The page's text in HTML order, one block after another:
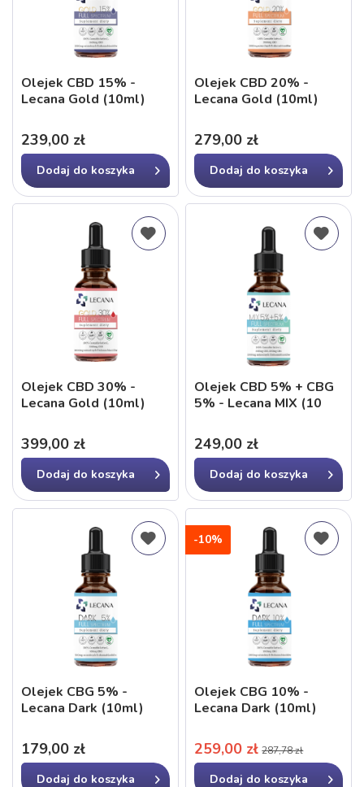
Olejek CBD 15% -
Lecana Gold (10ml)
239,00 zł
Dodaj do koszyka
Olejek CBD 20% -
Lecana Gold (10ml)
279,00 zł
Dodaj do koszyka
Olejek CBD 30% -
Lecana Gold (10ml)
399,00 zł
Dodaj do koszyka
Olejek CBD 5% + CBG
5% - Lecana MIX (10
249,00 zł
Dodaj do koszyka
Olejek CBG 5% -
Lecana Dark (10ml)
179,00 zł
Dodaj do koszyka
-10%
Olejek CBG 10% -
Lecana Dark (10ml)
259,00 zł 287,78 zł
Dodaj do koszyka